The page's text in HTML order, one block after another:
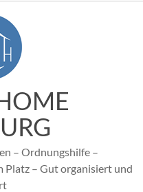
– Ordnungshilfe –
Platz – Gut organisiert und